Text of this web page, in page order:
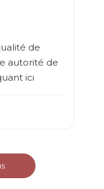
de
autorité de
ici